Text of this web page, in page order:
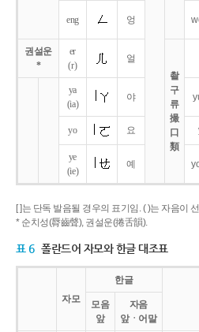
eng 엉
권설운
*
er
(r)
얼
촬
구
류
撮
口
類
ya
(ia)
야
yo 요
ye
(ie)
예
[ ]는 단독 발음될 경우의 표기임. ( )는 자음이
* 순치성(脣齒聲), 권설운(捲舌韻).
표 6 폴란드어 자모와 한글 대조표
자모
한글
모음
앞
자음
앞ㆍ어말